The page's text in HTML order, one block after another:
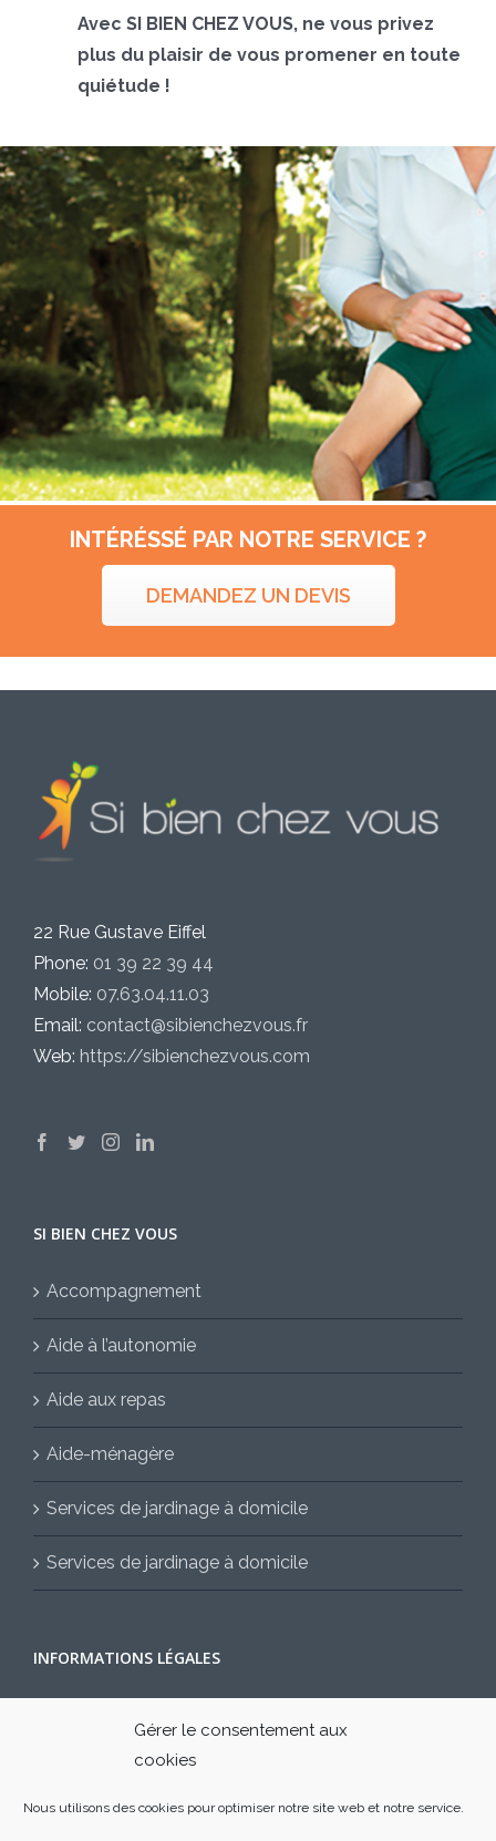
Gérer le consentement aux
cookies
Nous utilisons des cookies pour optimiser notre site web et notre service.
Avec SI BIEN CHEZ VOUS, ne vous privez
plus du plaisir de vous promener en toute
quiétude !
INTÉRÉSSÉ PAR NOTRE SERVICE ?
DEMANDEZ UN DEVIS
22 Rue Gustave Eiffel
Phone: 01 39 22 39 44
Mobile: 07.63.04.11.03
Email: contact@sibienchezvous.fr
Web: https://sibienchezvous.com
SI BIEN CHEZ VOUS
Accompagnement
Aide à l’autonomie
Aide aux repas
Aide-ménagère
Services de jardinage à domicile
Services de jardinage à domicile
INFORMATIONS LÉGALES
Contactez-nous